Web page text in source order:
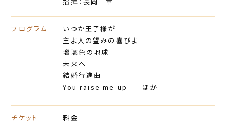
プログラム
いつか王子様が
主よ人の望みの喜びよ
瑠璃色の地球
未来へ
結婚行進曲
You raise me up ほか
チケット
料金